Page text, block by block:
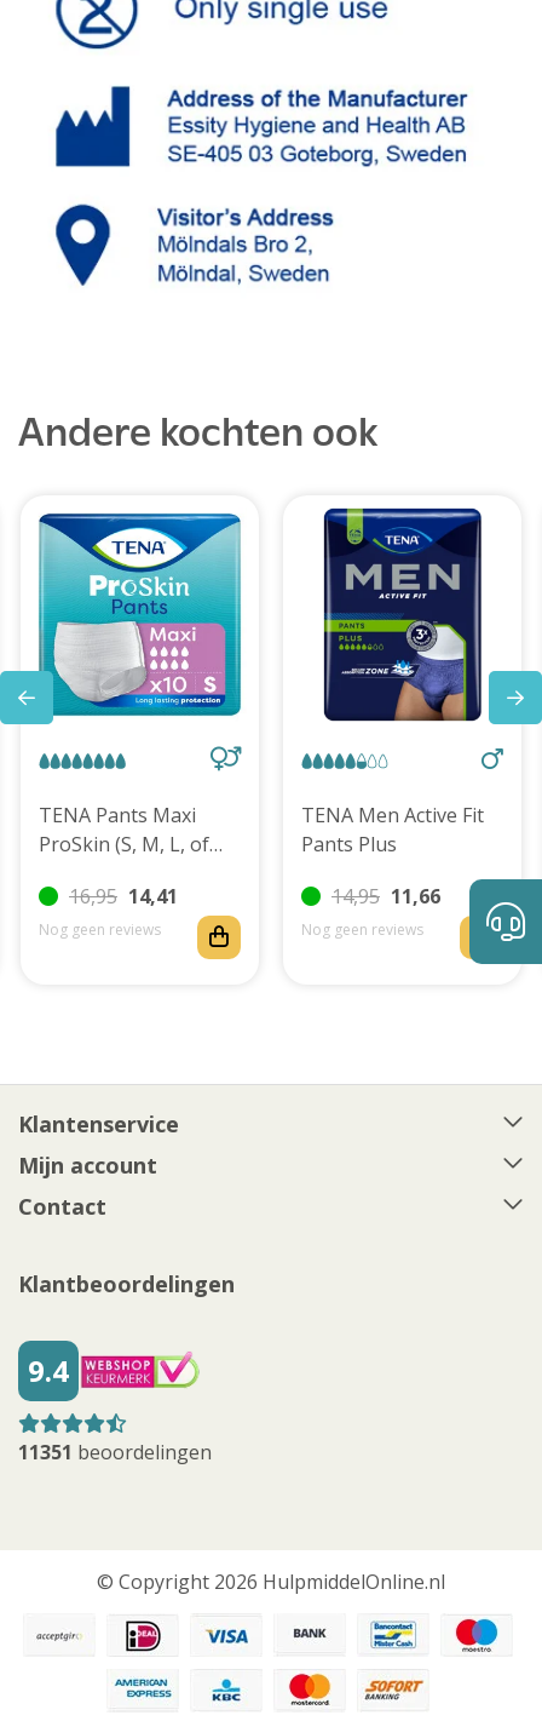
Andere kochten ook
TENA Pants Maxi
ProSkin (S, M, L, of
16,95 14,41
Nog geen reviews
TENA Men Active Fit
Pants Plus
14,95 11,66
Nog geen reviews
Klantenservice
Mijn account
Contact
Klantbeoordelingen
9.4
11351 beoordelingen
© Copyright 2026 HulpmiddelOnline.nl